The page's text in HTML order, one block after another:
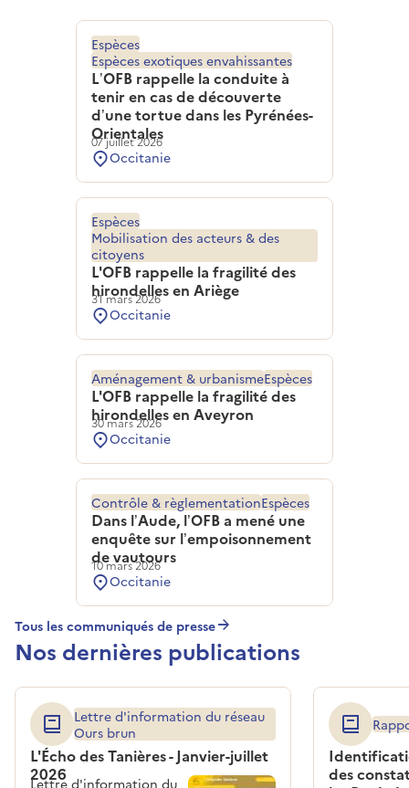
L’OFB rappelle la conduite à
tenir en cas de découverte
d’une tortue dans les Pyrénées-
Orientales
Espèces
Espèces exotiques envahissantes
07 juillet 2026
Occitanie
L'OFB rappelle la fragilité des
hirondelles en Ariège
Espèces
Mobilisation des acteurs & des
citoyens
31 mars 2026
Occitanie
L'OFB rappelle la fragilité des
hirondelles en Aveyron
Aménagement & urbanismeEspèces
30 mars 2026
Occitanie
Dans l’Aude, l’OFB a mené une
enquête sur l’empoisonnement
de vautours
Contrôle & règlementationEspèces
10 mars 2026
Occitanie
Tous les communiqués de presse
Nos dernières publications
L'Écho des Tanières - Janvier-juillet
2026
Lettre d'information du réseau
Ours brun
Lettre d'information du
des